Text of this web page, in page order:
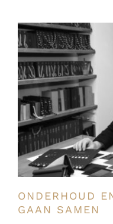
ONDERHOUD
GAAN SAMEN